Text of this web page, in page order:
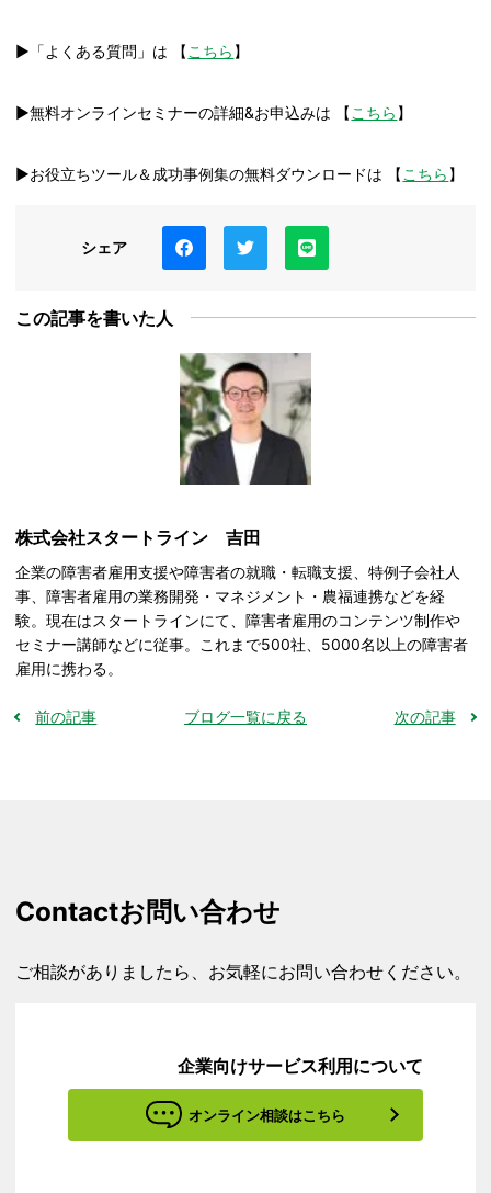
▶「よくある質問」は 【 こちら 】
▶無料オンラインセミナーの詳細&お申込みは 【 こちら 】
▶お役立ちツール＆成功事例集の無料ダウンロードは 【 こちら 】
シェア
この記事を書いた人
株式会社スタートライン 吉田
企業の障害者雇用支援や障害者の就職・転職支援、特例子会社人
事、障害者雇用の業務開発・マネジメント・農福連携などを経
験。現在はスタートラインにて、障害者雇用のコンテンツ制作や
セミナー講師などに従事。これまで500社、5000名以上の障害者
雇用に携わる。
前の記事 ブログ一覧に戻る 次の記事
Contactお問い合わせ
ご相談がありましたら、お気軽にお問い合わせください。
企業向けサービス利用について
オンライン相談はこちら